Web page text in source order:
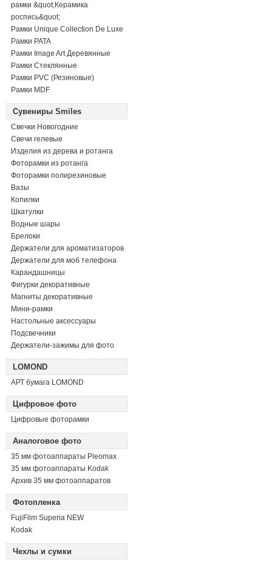
рамки &quot;Керамика
роспись&quot;
Рамки Unique Collection De Luxe
Рамки PATA
Рамки Image Art Деревянные
Рамки Стеклянные
Рамки PVC (Резиновые)
Рамки MDF
Сувениры Smiles
Свечки Новогодние
Свечи гелевые
Изделия из дерева и ротанга
Фоторамки из ротанга
Фоторамки полирезиновые
Вазы
Копилки
Шкатулки
Водные шары
Брелоки
Держатели для ароматизаторов
Держатели для моб телефона
Карандашницы
Фигурки декоративные
Магниты декоративные
Мини-рамки
Настольные аксессуары
Подсвечники
Держатели-зажимы для фото
LOMOND
АРТ бумага LOMOND
Цифровое фото
Цифровые фоторамки
Аналоговое фото
35 мм фотоаппараты Pleomax
35 мм фотоаппараты Kodak
Архив 35 мм фотоаппаратов
Фотопленка
FujiFilm Superia NEW
Kodak
Чехлы и сумки